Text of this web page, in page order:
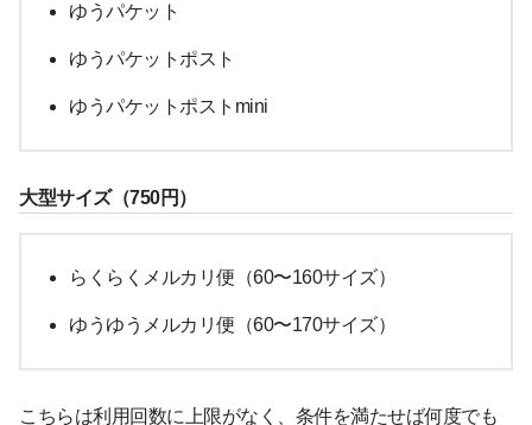
ゆうパケット
ゆうパケットポスト
ゆうパケットポストmini
大型サイズ（750円）
らくらくメルカリ便（60〜160サイズ）
ゆうゆうメルカリ便（60〜170サイズ）
こちらは利用回数に上限がなく、条件を満たせば何度でも